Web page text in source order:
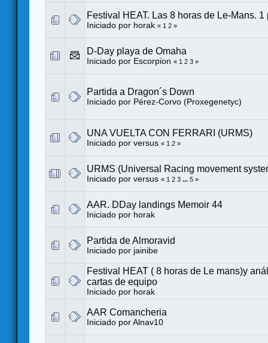
Festival HEAT. Las 8 horas de Le-Mans. 1
Iniciado por horak « 1 2 »
D-Day playa de Omaha
Iniciado por Escorpion « 1 2 3 »
Partida a Dragon´s Down
Iniciado por Pérez-Corvo (Proxegenetyc)
UNA VUELTA CON FERRARI (URMS)
Iniciado por versus « 1 2 »
URMS (Universal Racing movement
Iniciado por versus « 1 2 3 ... 5 »
AAR. DDay landings Memoir 44
Iniciado por horak
Partida de Almoravid
Iniciado por jainibe
Festival HEAT ( 8 horas de Le mans)y
cartas de equipo
Iniciado por horak
AAR Comancheria
Iniciado por Alnav10